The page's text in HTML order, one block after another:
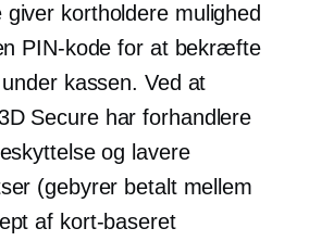
kortholdere mulighed
PIN-kode for at bekræfte
kassen. Ved at
Secure har forhandlere
og lavere
(gebyrer betalt mellem
af kort-baseret